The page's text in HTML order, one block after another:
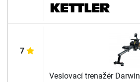
7
Veslovací trenažér Darwin